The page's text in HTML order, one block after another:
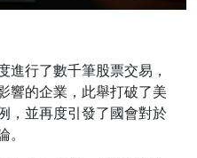
進行了數千筆股票交易，
響的企業，此舉打破了美
，並再度引發了國會對於